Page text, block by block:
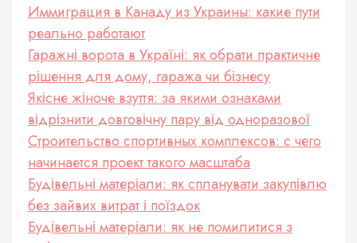
Иммиграция в Канаду из Украины: какие пути
реально работают
Гаражні ворота в Україні: як обрати практичне
рішення для дому, гаража чи бізнесу
Якісне жіноче взуття: за якими ознаками
відрізнити довговічну пару від одноразової
Строительство спортивных комплексов: с чего
начинается проект такого масштаба
Будівельні матеріали: як спланувати закупівлю
без зайвих витрат і поїздок
Будівельні матеріали: як не помилитися з